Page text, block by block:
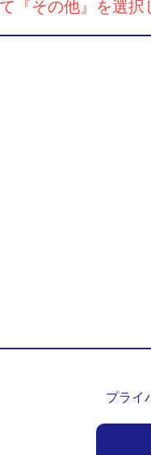
『その他』を選択
プライ